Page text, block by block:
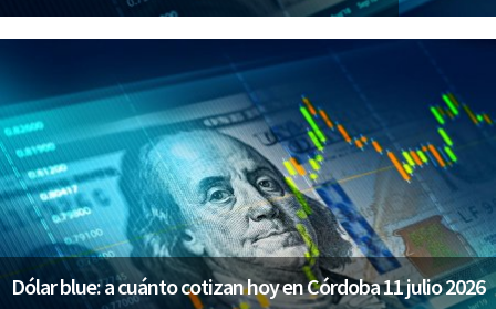
Dólar blue: a cuánto cotizan hoy en Córdoba 11 julio 2026